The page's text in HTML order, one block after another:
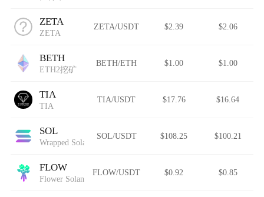
ZETA
ZETA
ZETA/USDT $2.39 $2.06
BETH
ETH2挖矿
BETH/ETH $1.00 $1.00
TIA
TIA
TIA/USDT $17.76 $16.64
SOL
Wrapped Solana
SOL/USDT $108.25 $100.21
FLOW
Flower Solana
FLOW/USDT $0.92 $0.85